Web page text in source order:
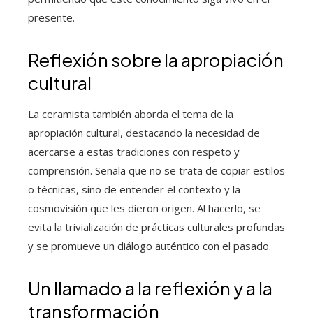
presente.
Reflexión sobre la apropiación
cultural
La ceramista también aborda el tema de la
apropiación cultural, destacando la necesidad de
acercarse a estas tradiciones con respeto y
comprensión. Señala que no se trata de copiar estilos
o técnicas, sino de entender el contexto y la
cosmovisión que les dieron origen. Al hacerlo, se
evita la trivialización de prácticas culturales profundas
y se promueve un diálogo auténtico con el pasado.
Un llamado a la reflexión y a la
transformación